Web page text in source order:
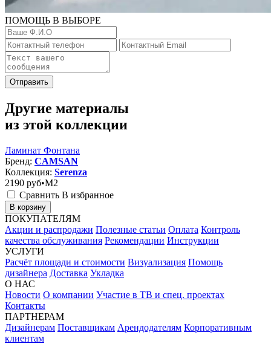
ПОМОЩЬ В ВЫБОРЕ
Отправить
Другие материалы
из этой коллекции
Ламинат Фонтана
Бренд: CAMSAN
Коллекция: Serenza
2190 руб•M2
Сравнить В избранное
В корзину
ПОКУПАТЕЛЯМ
Акции и распродажи Полезные статьи Оплата Контроль
качества обслуживания Рекомендации Инструкции
УСЛУГИ
Расчёт площади и стоимости Визуализация Помощь
дизайнера Доставка Укладка
О НАС
Новости О компании Участие в ТВ и спец. проектах
Контакты
ПАРТНЕРАМ
Дизайнерам Поставщикам Арендодателям Корпоративным
клиентам